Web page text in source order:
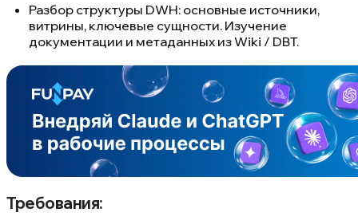
Разбор структуры DWH: основные источники,
витрины, ключевые сущности. Изучение
документации и метаданных из Wiki / DBT.
Требования: